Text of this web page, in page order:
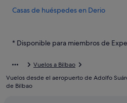
Casas de huéspedes en Derio
Hoteles para familias en Derio
Hoteles de aventura en Derio
Casas de campo en Sondika
* Disponible para miembros de
Vuelos a Bilbao
Vuelos desde el aeropuerto de Adolfo
de Bilbao